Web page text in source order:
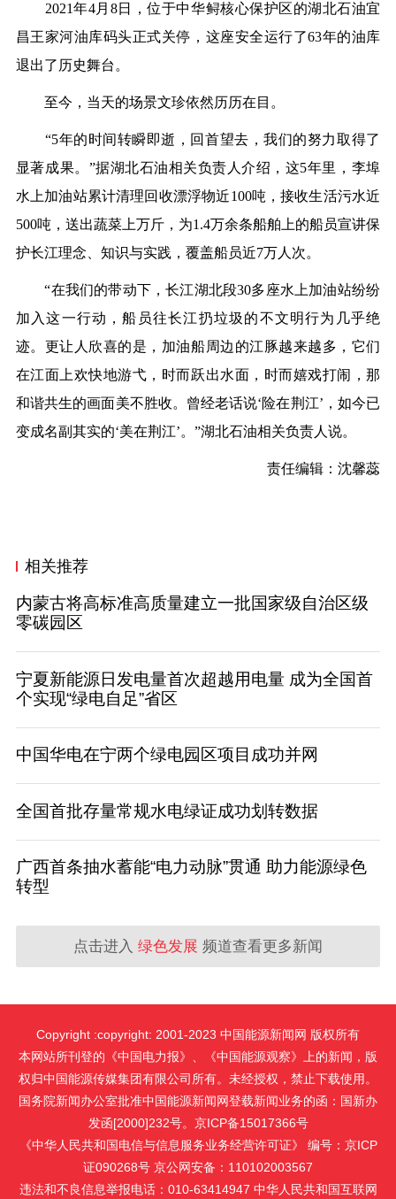
2021年4月8日，位于中华鲟核心保护区的湖北石油宜
昌王家河油库码头正式关停，这座安全运行了63年的油库
退出了历史舞台。
至今，当天的场景文珍依然历历在目。
“5年的时间转瞬即逝，回首望去，我们的努力取得了
显著成果。”据湖北石油相关负责人介绍，这5年里，李埠
水上加油站累计清理回收漂浮物近100吨，接收生活污水近
500吨，送出蔬菜上万斤，为1.4万余条船舶上的船员宣讲保
护长江理念、知识与实践，覆盖船员近7万人次。
“在我们的带动下，长江湖北段30多座水上加油站纷纷
加入这一行动，船员往长江扔垃圾的不文明行为几乎绝
迹。更让人欣喜的是，加油船周边的江豚越来越多，它们
在江面上欢快地游弋，时而跃出水面，时而嬉戏打闹，那
和谐共生的画面美不胜收。曾经老话说‘险在荆江’，如今已
变成名副其实的‘美在荆江’。”湖北石油相关负责人说。
责任编辑：沈馨蕊
相关推荐
内蒙古将高标准高质量建立一批国家级自治区级
零碳园区
宁夏新能源日发电量首次超越用电量 成为全国首
个实现“绿电自足”省区
中国华电在宁两个绿电园区项目成功并网
全国首批存量常规水电绿证成功划转数据
广西首条抽水蓄能“电力动脉”贯通 助力能源绿色
转型
点击进入 绿色发展 频道查看更多新闻
Copyright :copyright: 2001-2023 中国能源新闻网 版权所有
本网站所刊登的《中国电力报》、《中国能源观察》上的新闻，版
权归中国能源传媒集团有限公司所有。未经授权，禁止下载使用。
国务院新闻办公室批准中国能源新闻网登载新闻业务的函：国新办
发函[2000]232号。京ICP备15017366号
《中华人民共和国电信与信息服务业务经营许可证》 编号：京ICP
证090268号 京公网安备：110102003567
违法和不良信息举报电话：010-63414947 中华人民共和国互联网